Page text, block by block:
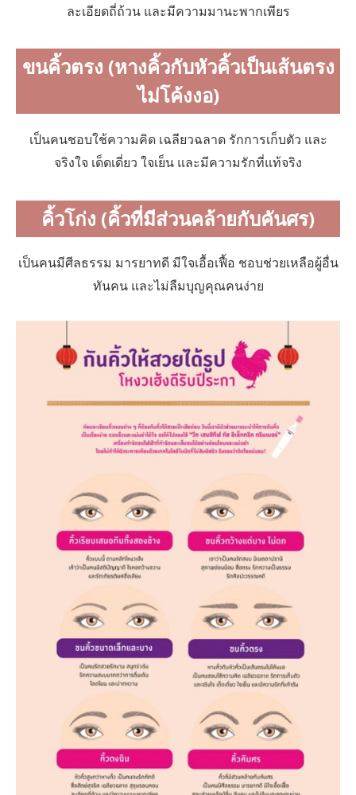
ละเอียดถี่ถ้วน และมีความมานะพากเพียร
ขนคิ้วตรง (หางคิ้วกับหัวคิ้วเป็นเส้นตรง
ไม่โค้งงอ)
เป็นคนชอบใช้ความคิด เฉลียวฉลาด รักการเก็บตัว และ
จริงใจ เด็ดเดี่ยว ใจเย็น และมีความรักที่แท้จริง
คิ้วโก่ง (คิ้วที่มีส่วนคล้ายกับคันศร)
เป็นคนมีศีลธรรม มารยาทดี มีใจเอื้อเฟื้อ ชอบช่วยเหลือผู้อื่น
ทันคน และไม่ลืมบุญคุณคนง่าย